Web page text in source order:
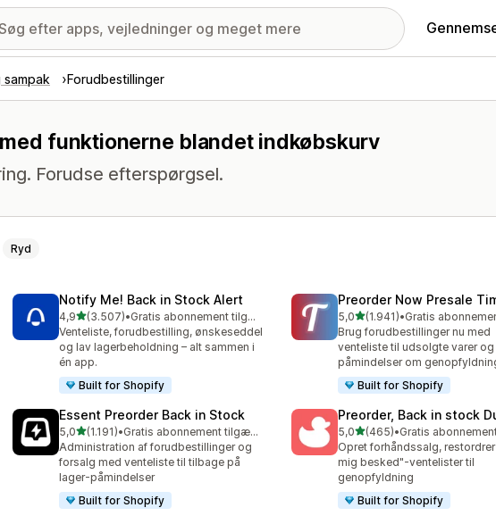
Forudbestillinger
funktionerne blandet indkøbskurv
Forudse efterspørgsel.
Ryd
Notify Me! Back in Stock Alert
4,9ud af 5 stjerner
(3.507)
3507 anmeldelser i alt
•
Gratis abonnement tilgængeligt
Venteliste, forudbestilling, ønskeseddel
og lav lagerbeholdning – alt sammen i
én app.
Built for Shopify
Preorder Now Presale
5,0ud af 5 stjerner
(1.941)
1941 anmeldelser i alt
•
Brug forudbestillinger nu med
venteliste til udsolgte varer og
påmindelser om
Built for Shopify
Essent Preorder Back in Stock
5,0ud af 5 stjerner
(1.191)
1191 anmeldelser i alt
•
Gratis abonnement tilgængeligt
Administration af forudbestillinger og
forsalg med venteliste til tilbage på
lager-påmindelser
Built for Shopify
Preorder, Back in stock
5,0ud af 5 stjerner
(465)
465 anmeldelser i alt
•
Opret forhåndssalg,
mig besked"-ventelister til
genopfyldning
Built for Shopify